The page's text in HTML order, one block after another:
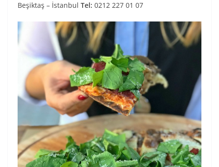
Beşiktaş – İstanbul Tel: 0212 227 01 07